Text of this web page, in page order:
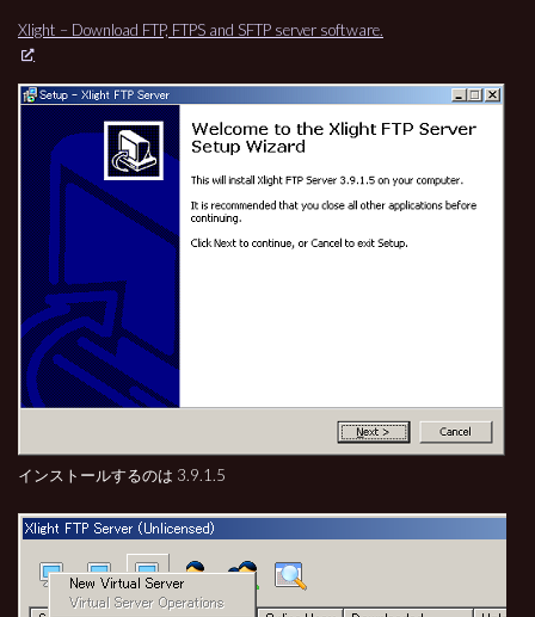
Xlight – Download FTP, FTPS and SFTP server software.
インストールするのは 3.9.1.5